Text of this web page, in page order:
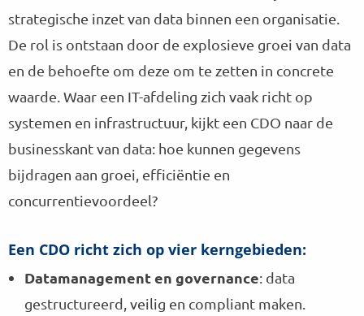
a
a
K
a
s
t
o
l
k
m
p
a
m
p
strategische inzet van data binnen een organisatie.
De rol is ontstaan door de explosieve groei van data
en de behoefte om deze om te zetten in concrete
waarde. Waar een IT-afdeling zich vaak richt op
systemen en infrastructuur, kijkt een CDO naar de
businesskant van data: hoe kunnen gegevens
bijdragen aan groei, efficiëntie en
concurrentievoordeel?
Een CDO richt zich op vier kerngebieden:
Datamanagement en governance: data
gestructureerd, veilig en compliant maken.